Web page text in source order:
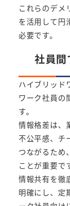
これらのデメ
を活用して円
必要です。
社員間
ハイブリッド
ワーク社員の
す。
情報格差は、
不公平感、チ
つながるため
ことが重要で
情報共有を徹
明確にし、定